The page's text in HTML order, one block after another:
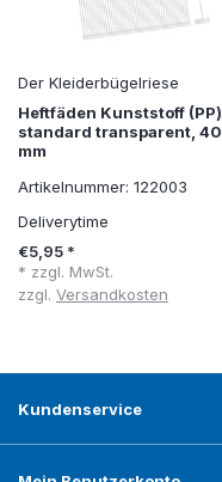
Der Kleiderbügelriese
Heftfäden Kunststoff (PP)
standard transparent, 40
mm
Artikelnummer: 122003
Deliverytime
€5,95 *
* zzgl. MwSt.
zzgl. Versandkosten
Kundenservice